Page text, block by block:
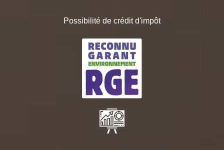
Possibilité de crédit d'impôt